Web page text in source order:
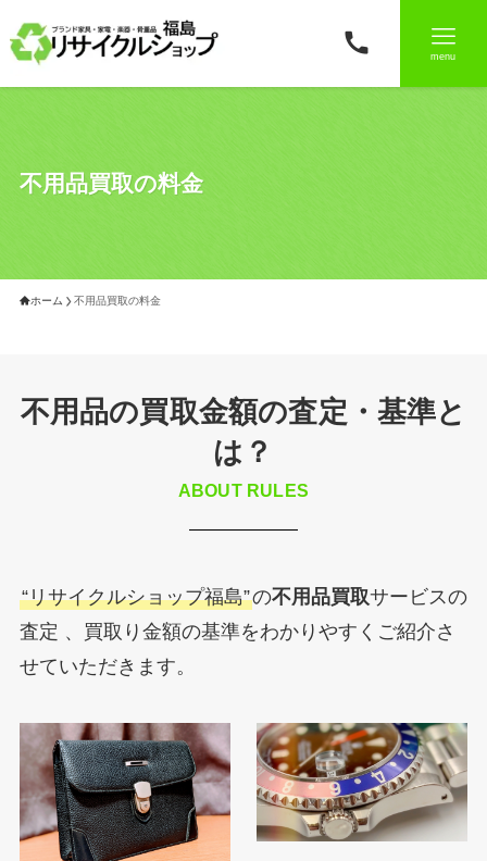
menu
不用品買取の料金
ホーム 不用品買取の料金
不用品の買取金額の査定・基準と
は？
ABOUT RULES
“リサイクルショップ福島”の不用品買取サービスの
査定 、買取り金額の基準をわかりやすくご紹介さ
せていただきます。